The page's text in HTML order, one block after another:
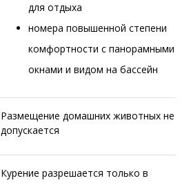
для отдыха
номера повышенной степени
комфортности с панорамными
окнами и видом на бассейн
Размещение домашних животных не
допускается
Курение разрешается только в